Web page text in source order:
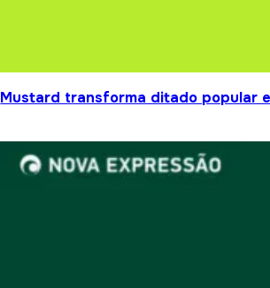
Mustard transforma ditado popular